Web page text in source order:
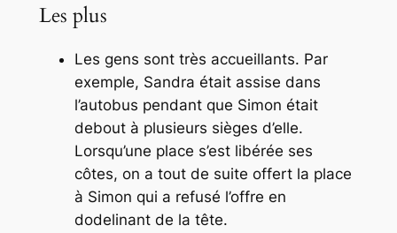
Les plus
Les gens sont très accueillants. Par
exemple, Sandra était assise dans
l’autobus pendant que Simon était
debout à plusieurs sièges d’elle.
Lorsqu’une place s’est libérée ses
côtes, on a tout de suite offert la place
à Simon qui a refusé l’offre en
dodelinant de la tête.